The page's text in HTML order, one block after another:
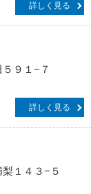
詳しく見る
９１−７
詳しく見る
１４３−５